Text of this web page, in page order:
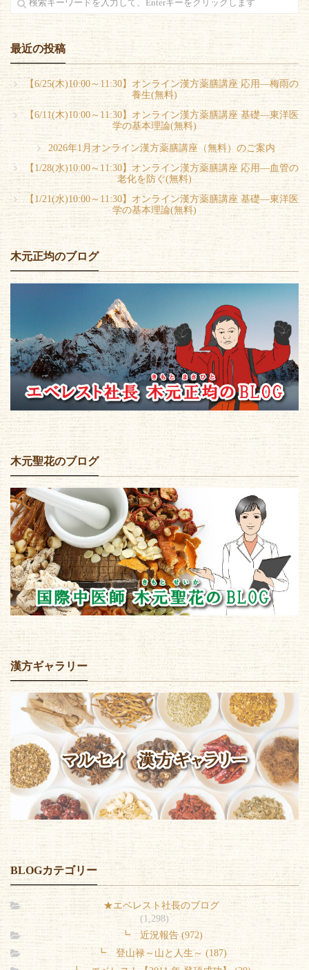
最近の投稿
【6/25(木)10:00～11:30】オンライン漢方薬膳講座 応用―梅雨の
養生(無料)
【6/11(木)10:00～11:30】オンライン漢方薬膳講座 基礎―東洋医
学の基本理論(無料)
2026年1月オンライン漢方薬膳講座（無料）のご案内
【1/28(水)10:00～11:30】オンライン漢方薬膳講座 応用―血管の
老化を防ぐ(無料)
【1/21(水)10:00～11:30】オンライン漢方薬膳講座 基礎―東洋医
学の基本理論(無料)
木元正均のブログ
木元聖花のブログ
漢方ギャラリー
BLOGカテゴリー
★エベレスト社長のブログ
(1,298)
┗ 近況報告 (972)
┗ 登山禄～山と人生～ (187)